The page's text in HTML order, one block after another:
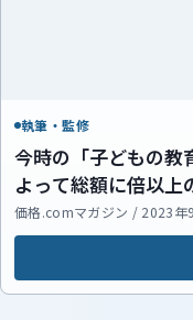
執筆・監修
今時の「子どもの教
よって総額に倍以上
価格.comマガジン / 2023年